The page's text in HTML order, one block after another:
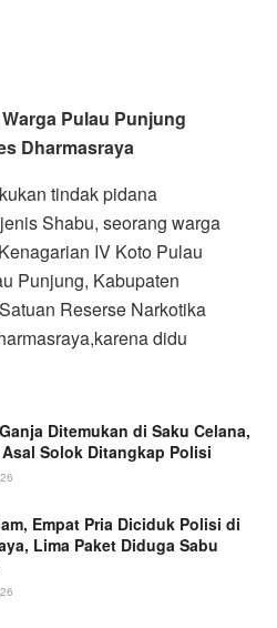
Pulau Punjung
Dharmasraya
tindak pidana
Shabu, seorang warga
IV Koto Pulau
Punjung, Kabupaten
Reserse Narkotika
didu
Ditemukan di Saku Celana,
Solok Ditangkap Polisi
Empat Pria Diciduk Polisi di
Lima Paket Diduga Sabu